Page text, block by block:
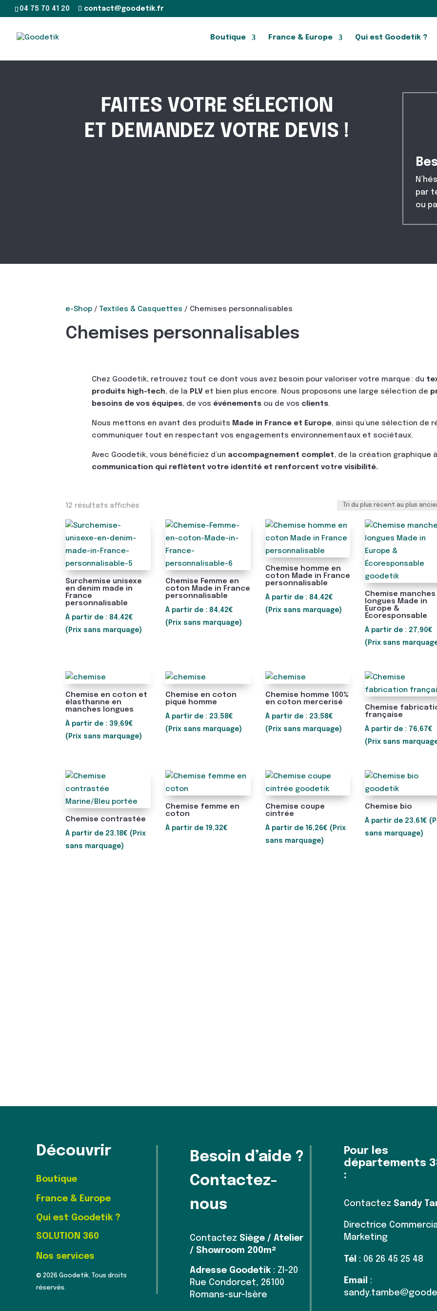
04 75 70 41 20 contact@goodetik.fr
Boutique France & Europe Qui est Goodetik ?
FAITES VOTRE SÉLECTION
ET DEMANDEZ VOTRE DEVIS !
par
ou
e-Shop /Textiles & Casquettes / Chemises personnalisables
Chemises personnalisables
Chez Goodetik, retrouvez tout ce dont vous avez besoin pour valoriser votre marque : du
produits high-tech, de la PLV et bien plus encore. Nous proposons une large sélection de
besoins de vos équipes, de vos événements ou de vos clients.
Nous mettons en avant des produits Made in France et Europe, ainsi qu’une sélection de
communiquer tout en respectant vos engagements environnementaux et sociétaux.
Avec Goodetik, vous bénéficiez d’un accompagnement complet, de la création graphique
communication qui reflètent votre identité et renforcent votre visibilité.
12 résultats affichésTrié
ancien
Surchemise unisexe
en denim made in
France
personnalisable
À partir de : 84,42€
(Prix sans marquage)
Chemise Femme en
coton Made in France
personnalisable
À partir de : 84,42€
(Prix sans marquage)
Chemise homme en
coton Made in France
personnalisable
À partir de : 84,42€
(Prix sans marquage)
Chemise manches
longues Made in
Europe &
Écoresponsable
À partir de : 27,90€
(Prix sans
Chemise en coton et
élasthanne en
manches longues
À partir de : 39,69€
(Prix sans marquage)
Chemise en coton
piqué homme
À partir de : 23,58€
(Prix sans marquage)
Chemise homme 100%
en coton mercerisé
À partir de : 23,58€
(Prix sans marquage)
Chemise
française
À partir de : 76,67€
(Prix sans
Chemise contrastée
À partir de 23,18€ (Prix
sans marquage)
Chemise femme en
coton
À partir de 19,32€
Chemise coupe
cintrée
À partir de 16,26€ (Prix
sans marquage)
Chemise bio
À partir de 23,61€
sans marquage)
Découvrir
Boutique
France & Europe
Qui est Goodetik ?
SOLUTION 360
Nos services
© 2026 Goodetik. Tous droits
réservés.
Besoin d’aide ?
Contactez-
nous
Contactez Siège / Atelier
/ Showroom 200m²
Adresse Goodetik : ZI-20
Rue Condorcet, 26100
Romans-sur-Isère
Pour les
départements
:
Contactez Sandy
Directrice
Marketing
Tél : 06 26 45 25 48
Email
: